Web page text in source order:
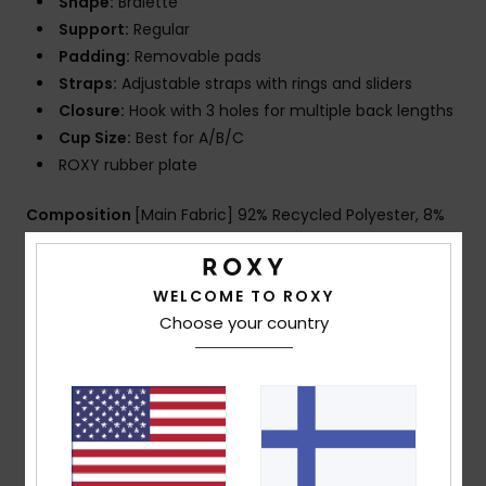
Support: Regular
Padding: Removable pads
Straps: Adjustable straps with rings and sliders
Closure: Hook with 3 holes for multiple back lengths
Cup Size: Best for A/B/C
ROXY rubber plate
Composition [Main Fabric] 92% Recycled Polyester, 8%
Elastane
Shipping & Returns
Customer Reviews
WELCOME TO ROXY
Choose your country